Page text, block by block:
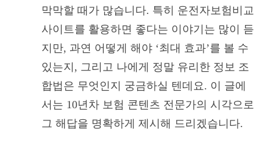
막막할 때가 많습니다. 특히 운전자보험비교
사이트를 활용하면 좋다는 이야기는 많이 듣
지만, 과연 어떻게 해야 ‘최대 효과’를 볼 수
있는지, 그리고 나에게 정말 유리한 정보 조
합법은 무엇인지 궁금하실 텐데요. 이 글에
서는 10년차 보험 콘텐츠 전문가의 시각으로
그 해답을 명확하게 제시해 드리겠습니다.